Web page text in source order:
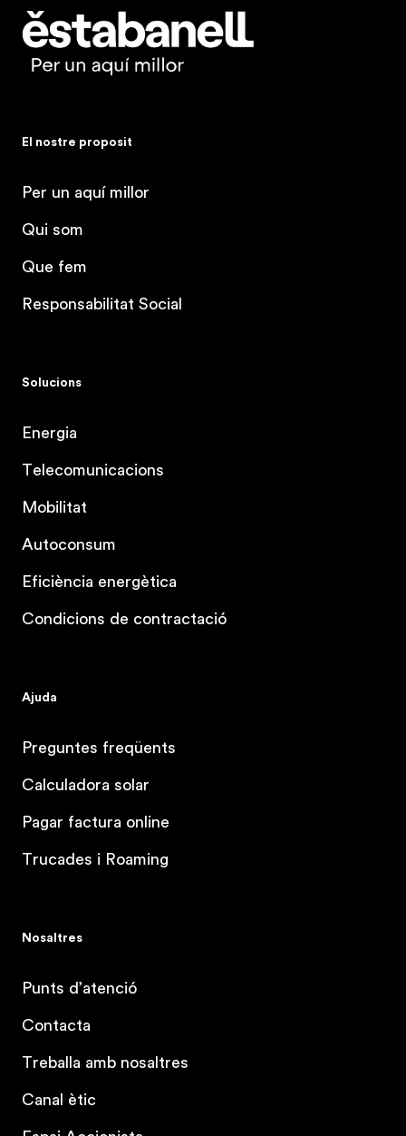
Estabanell
El nostre proposit
Per un aquí millor
Qui som
Que fem
Responsabilitat Social
Solucions
Energia
Telecomunicacions
Mobilitat
Autoconsum
Eficiència energètica
Condicions de contractació
Ajuda
Preguntes freqüents
Calculadora solar
Pagar factura online
Trucades i Roaming
Nosaltres
Punts d’atenció
Contacta
Treballa amb nosaltres
Canal ètic